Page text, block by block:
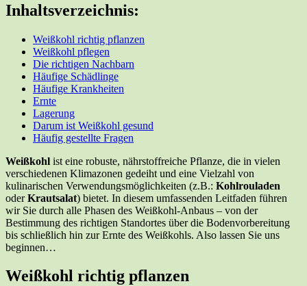
Inhaltsverzeichnis:
Weißkohl richtig pflanzen
Weißkohl pflegen
Die richtigen Nachbarn
Häufige Schädlinge
Häufige Krankheiten
Ernte
Lagerung
Darum ist Weißkohl gesund
Häufig gestellte Fragen
Weißkohl ist eine robuste, nährstoffreiche Pflanze, die in vielen
verschiedenen Klimazonen gedeiht und eine Vielzahl von
kulinarischen Verwendungsmöglichkeiten (z.B.: Kohlrouladen
oderKrautsalat) bietet. In diesem umfassenden Leitfaden führen
wir Sie durch alle Phasen des Weißkohl-Anbaus – von der
Bestimmung des richtigen Standortes über die Bodenvorbereitung
bis schließlich hin zur Ernte des Weißkohls. Also lassen Sie uns
beginnen…
Weißkohl richtig pflanzen